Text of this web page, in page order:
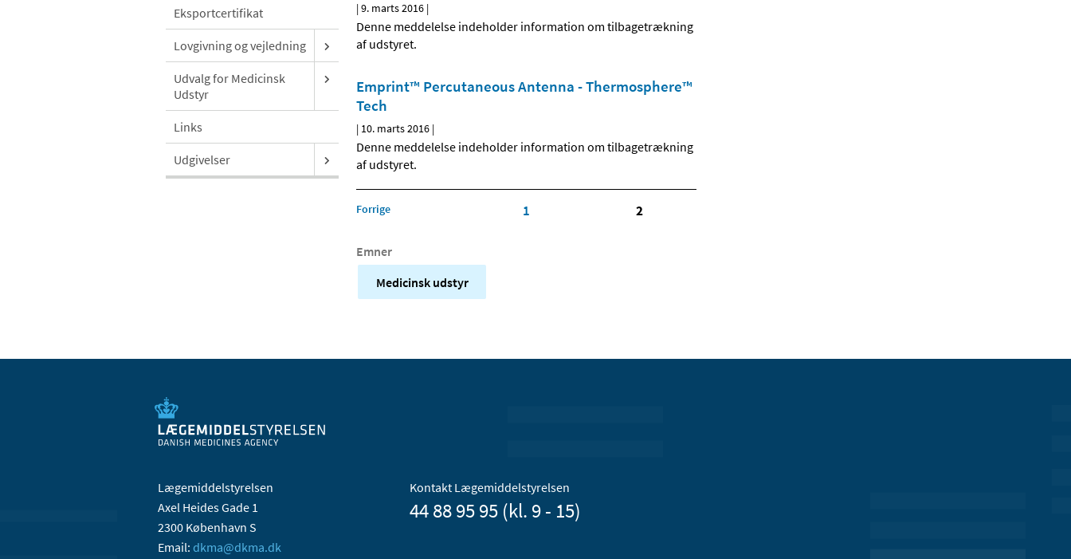
Eksportcertifikat
Lovgivning og vejledning
Udvalg for Medicinsk
Udstyr
Links
Udgivelser
|9. marts 2016 |
Denne meddelelse indeholder information om tilbagetrækning
af udstyret.
Emprint™ Percutaneous Antenna - Thermosphere™
Tech
| 10. marts 2016 |
Denne meddelelse indeholder information om tilbagetrækning
af udstyret.
Forrige 1 2
Emner
Medicinsk udstyr
Lægemiddelstyrelsen
Axel Heides Gade 1
2300 København S
Email: dkma@dkma.dk
Kontakt Lægemiddelstyrelsen
44 88 95 95 (kl. 9 - 15)